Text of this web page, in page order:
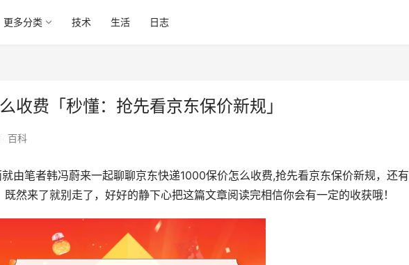
更多分类 技术 生活 日志
收费「秒懂：抢先看京东保价新规」
百科
由笔者韩冯蔚来一起聊聊京东快递1000保价怎么收费,抢先看京东保价新规，还有
然来了就别走了，好好的静下心把这篇文章阅读完相信你会有一定的收获哦！